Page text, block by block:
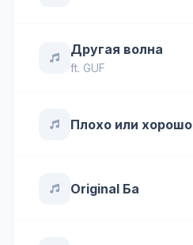
Другая волна
ft. GUF
Плохо или хорошо
Original Ба